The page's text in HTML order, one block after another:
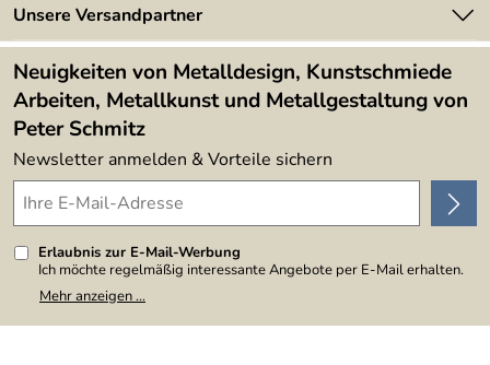
Newsletter
Lieferbedingungen
Kundenbewertungen (394)
4,9/5
Unsere Versandpartner
Neuigkeiten von Metalldesign, Kunstschmiede
Arbeiten, Metallkunst und Metallgestaltung von
Peter Schmitz
Newsletter anmelden & Vorteile sichern
Erlaubnis zur E-Mail-Werbung
Ich möchte regelmäßig interessante Angebote per E-Mail erhalten.
Meine E-Mail-Adresse wird nicht an andere Unternehmen
weitergegeben. Zu statistischen Zwecken wird in anonymer Form
Mehr anzeigen ...